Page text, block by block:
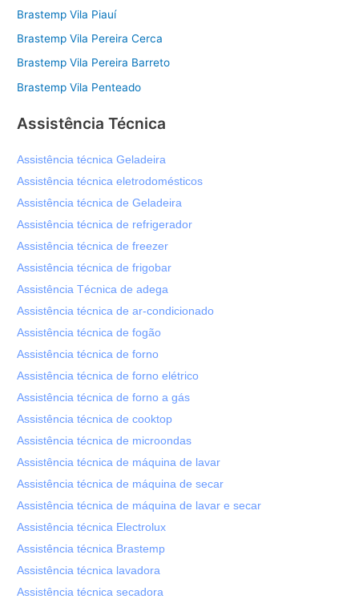
Brastemp Vila Piauí
Brastemp Vila Pereira Cerca
Brastemp Vila Pereira Barreto
Brastemp Vila Penteado
Assistência Técnica
Assistência técnica Geladeira
Assistência técnica eletrodomésticos
Assistência técnica de Geladeira
Assistência técnica de refrigerador
Assistência técnica de freezer
Assistência técnica de frigobar
Assistência Técnica de adega
Assistência técnica de ar-condicionado
Assistência técnica de fogão
Assistência técnica de forno
Assistência técnica de forno elétrico
Assistência técnica de forno a gás
Assistência técnica de cooktop
Assistência técnica de microondas
Assistência técnica de máquina de lavar
Assistência técnica de máquina de secar
Assistência técnica de máquina de lavar e secar
Assistência técnica Electrolux
Assistência técnica Brastemp
Assistência técnica lavadora
Assistência técnica secadora